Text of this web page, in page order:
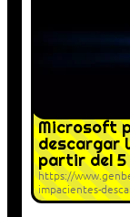
Microsoft
descargar
partir del 5
https://
impacientes-